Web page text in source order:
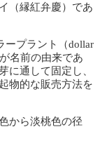
（縁紅弁慶）であ
ープラント（dollar
名前の由来であ
に通して固定し、
物的な販売方法を
から淡桃色の径